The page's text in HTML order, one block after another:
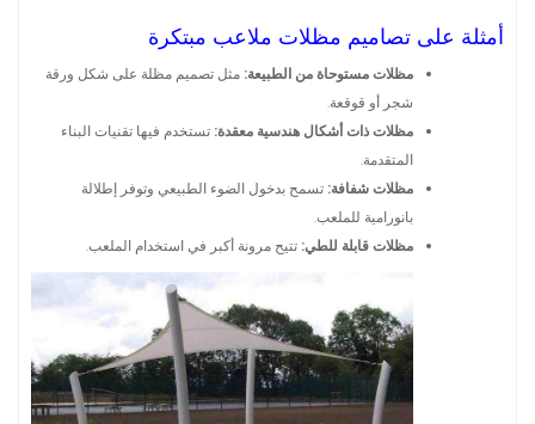
أمثلة على تصاميم مظلات ملاعب مبتكرة
مظلات مستوحاة من الطبيعة: مثل تصميم مظلة على شكل ورقة
شجر أو قوقعة.
مظلات ذات أشكال هندسية معقدة: تستخدم فيها تقنيات البناء
المتقدمة.
مظلات شفافة: تسمح بدخول الضوء الطبيعي وتوفر إطلالة
بانورامية للملعب.
مظلات قابلة للطي: تتيح مرونة أكبر في استخدام الملعب.